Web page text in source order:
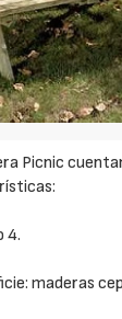
Picnic
4.
maderas